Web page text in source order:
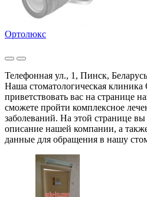
Ортолюкс
Телефонная ул., 1, Пинск, Беларусь
Наша стоматологическая клиника
приветствовать вас на странице
сможете пройти комплексное
заболеваний. На этой странице
описание нашей компании, а
данные для обращения в нашу